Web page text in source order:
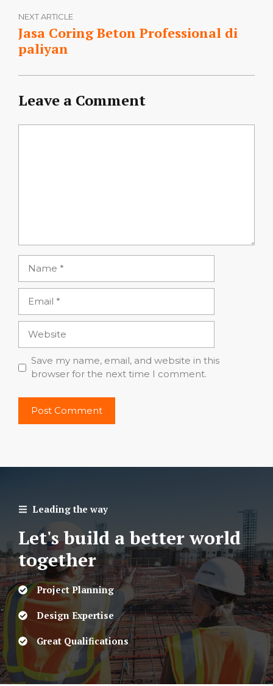
NEXT ARTICLE
Jasa Coring Beton Professional di
paliyan
Leave a Comment
Save my name, email, and website in this
browser for the next time I comment.
Leading the way
Let's build a better world
together
Project Planning
Design Expertise
Great Qualifications